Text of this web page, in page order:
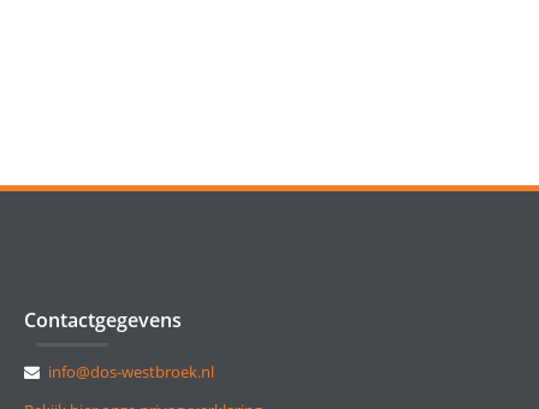
Contactgegevens
info@dos-westbroek.nl